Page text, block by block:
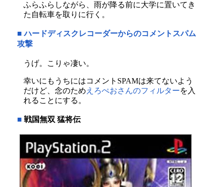
ふらふらしながら、雨が降る前に大学に置いてき
た自転車を取りに行く。
■ ハードディスクレコーダーからのコメントスパム
攻撃
うげ。こりゃ凄い。
幸いにもうちにはコメントSPAMは来てないよう
だけど、念のため えろぺおさんのフィルターを入
れることにする。
■ 戦国無双 猛将伝